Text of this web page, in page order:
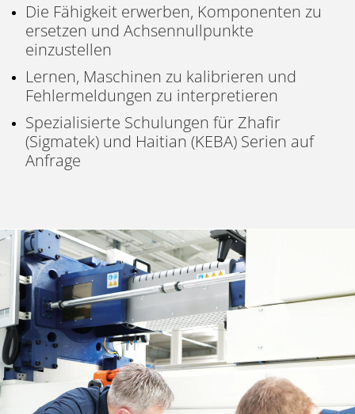
Die Fähigkeit erwerben, Komponenten zu
ersetzen und Achsennullpunkte
einzustellen
Lernen, Maschinen zu kalibrieren und
Fehlermeldungen zu interpretieren
Spezialisierte Schulungen für Zhafir
(Sigmatek) und Haitian (KEBA) Serien auf
Anfrage